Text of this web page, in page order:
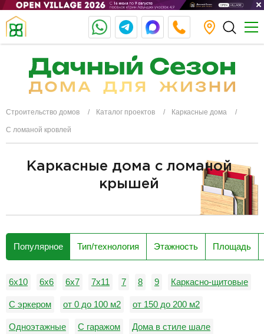
Строительство домов Каталог проектов Каркасные дома
С ломаной кровлей
Каркасные дома с ломаной
крышей
Популярное Тип/технология Этажность Площадь
6x10 6x6 6x7 7x11 7 8 9 Каркасно-щитовые
С эркером от 0 до 100 м2 от 150 до 200 м2
Одноэтажные С гаражом Дома в стиле шале